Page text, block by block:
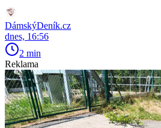
DámskýDeník.cz
dnes, 16:56
2 min
Reklama